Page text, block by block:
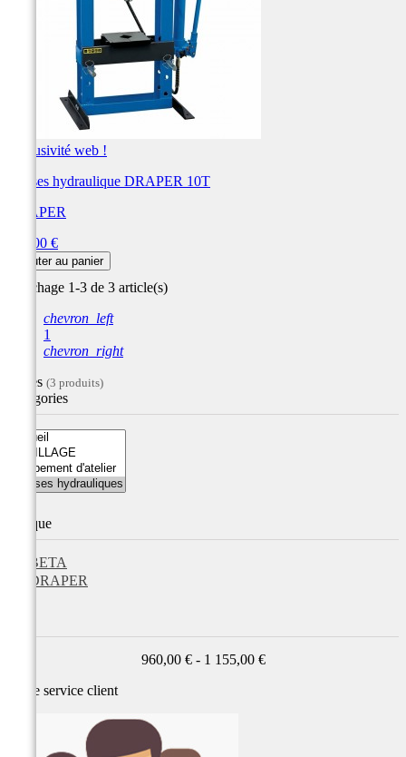
Exclusivité web !
Presses hydraulique DRAPER 10T
DRAPER
960,00 €
Ajouter au panier
Affichage 1-3 de 3 article(s)
chevron_left
1
chevron_right
Filtres (3 produits)
Catégories
Marque
BETA
DRAPER
960,00 € - 1 155,00 €
Notre service client